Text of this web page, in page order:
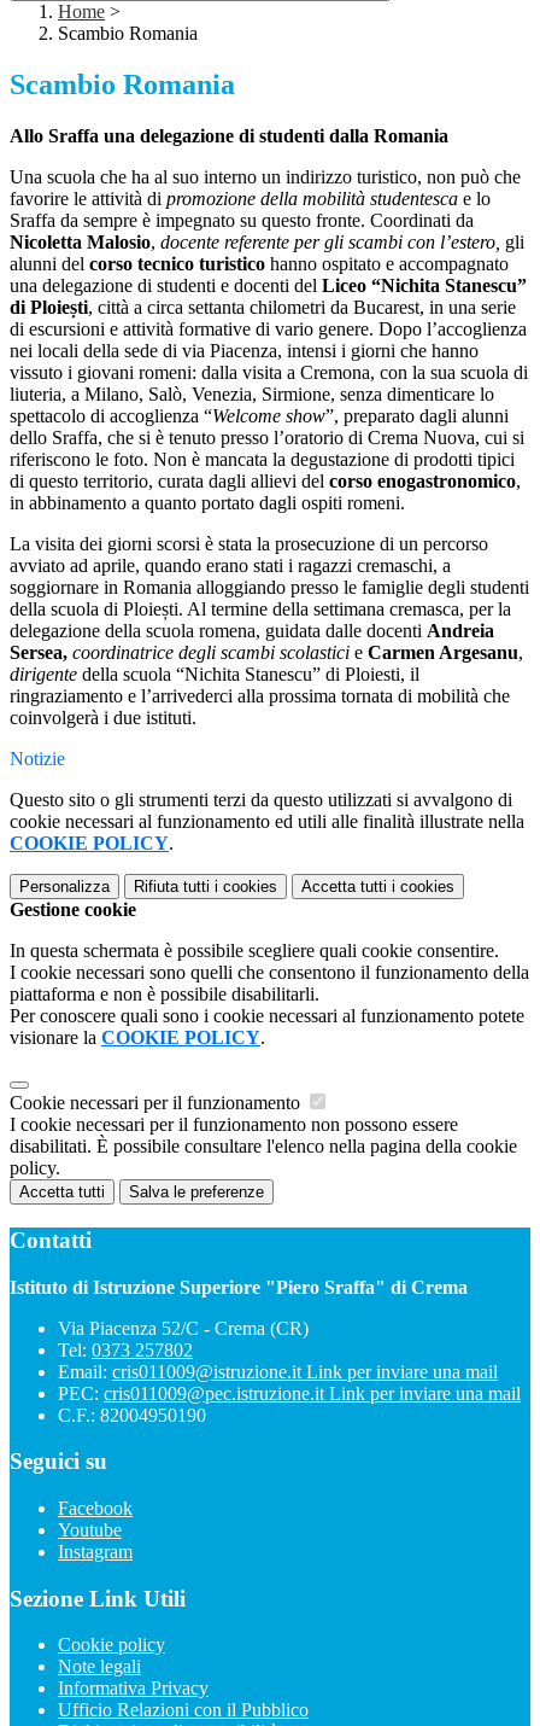
Home >
Scambio Romania
Scambio Romania
Allo Sraffa una delegazione di studenti dalla Romania
Una scuola che ha al suo interno un indirizzo turistico, non può che
favorire le attività di promozione della mobilità studentesca e lo
Sraffa da sempre è impegnato su questo fronte. Coordinati da
Nicoletta Malosio, docente referente per gli scambi con l’estero, gli
alunni del corso tecnico turistico hanno ospitato e accompagnato
una delegazione di studenti e docenti del Liceo “Nichita Stanescu”
di Ploiești, città a circa settanta chilometri da Bucarest, in una serie
di escursioni e attività formative di vario genere. Dopo l’accoglienza
nei locali della sede di via Piacenza, intensi i giorni che hanno
vissuto i giovani romeni: dalla visita a Cremona, con la sua scuola di
liuteria, a Milano, Salò, Venezia, Sirmione, senza dimenticare lo
spettacolo di accoglienza “Welcome show”, preparato dagli alunni
dello Sraffa, che si è tenuto presso l’oratorio di Crema Nuova, cui si
riferiscono le foto. Non è mancata la degustazione di prodotti tipici
di questo territorio, curata dagli allievi del corso enogastronomico,
in abbinamento a quanto portato dagli ospiti romeni.
La visita dei giorni scorsi è stata la prosecuzione di un percorso
avviato ad aprile, quando erano stati i ragazzi cremaschi, a
soggiornare in Romania alloggiando presso le famiglie degli studenti
della scuola di Ploiești. Al termine della settimana cremasca, per la
delegazione della scuola romena, guidata dalle docenti Andreia
Sersea, coordinatrice degli scambi scolastici e Carmen Argesanu,
dirigente della scuola “Nichita Stanescu” di Ploiesti, il
ringraziamento e l’arrivederci alla prossima tornata di mobilità che
coinvolgerà i due istituti.
Notizie
Questo sito o gli strumenti terzi da questo utilizzati si avvalgono di
cookie necessari al funzionamento ed utili alle finalità illustrate nella
COOKIE POLICY.
Personalizza Rifiuta tutti i cookies Accetta tutti i cookies
Gestione cookie
In questa schermata è possibile scegliere quali cookie consentire.
I cookie necessari sono quelli che consentono il funzionamento della
piattaforma e non è possibile disabilitarli.
Per conoscere quali sono i cookie necessari al funzionamento potete
visionare la COOKIE POLICY.
Cookie necessari per il funzionamento
I cookie necessari per il funzionamento non possono essere
disabilitati. È possibile consultare l'elenco nella pagina della cookie
policy.
Accetta tutti Salva le preferenze
Contatti
Istituto di Istruzione Superiore "Piero Sraffa" di Crema
Via Piacenza 52/C - Crema (CR)
Tel: 0373 257802
Email: cris011009@istruzione.it Link per inviare una mail
PEC: cris011009@pec.istruzione.it Link per inviare una mail
C.F.: 82004950190
Seguici su
Facebook
Youtube
Instagram
Sezione Link Utili
Cookie policy
Note legali
Informativa Privacy
Ufficio Relazioni con il Pubblico